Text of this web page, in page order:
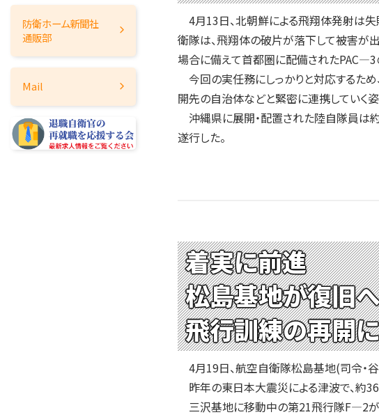
2014年
2012年
2011年
2009年
2008年
防衛ホーム新聞社
通販部
Mail
4月13日、北朝鮮による飛翔体発射は失
衛隊は、飛翔体の破片が落下して被害が
場合に備えて首都圏に配備されたPAC—3
今回の実任務にしっかりと対応するた
開先の自治体などと緊密に連携していく
沖縄県に展開・配置された陸自隊員は
遂行した。
着実に前進
松島基地が復旧
飛行訓練の再開に
4月19日、航空自衛隊松島基地(司令・
昨年の東日本大震災による津波で、約
三沢基地に移動中の第21飛行隊F—2が